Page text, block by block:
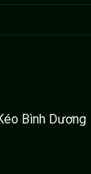
Bình Dương